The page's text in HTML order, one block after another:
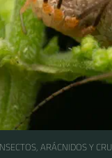
ARÁCNIDOS Y